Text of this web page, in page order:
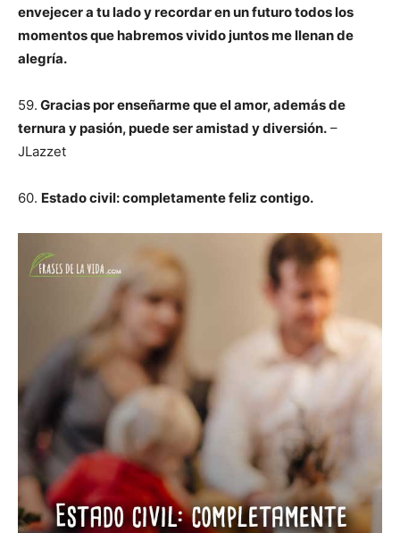
envejecer a tu lado y recordar en un futuro todos los
momentos que habremos vivido juntos me llenan de
alegría.
59. Gracias por enseñarme que el amor, además de
ternura y pasión, puede ser amistad y diversión. –
JLazzet
60. Estado civil: completamente feliz contigo.